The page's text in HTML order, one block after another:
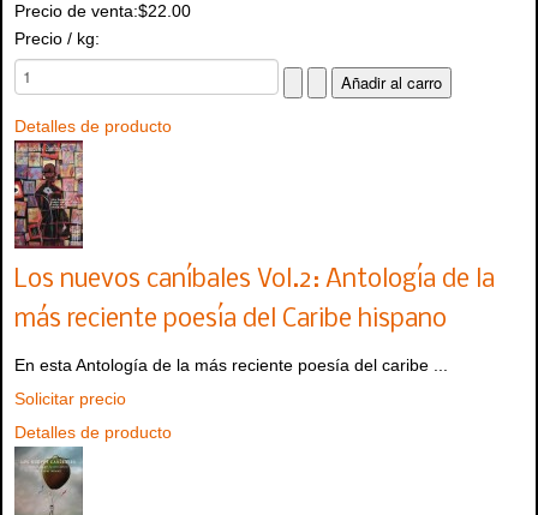
Precio de venta:$22.00
Precio / kg:
Detalles de producto
Los nuevos caníbales Vol.2: Antología de la
más reciente poesía del Caribe hispano
En esta Antología de la más reciente poesía del caribe ...
Solicitar precio
Detalles de producto